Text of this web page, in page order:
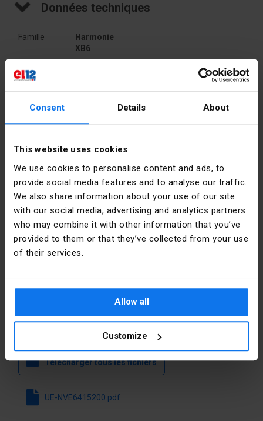
Consent Details About
This website uses cookies
We use cookies to personalise content and ads, to
provide social media features and to analyse our traffic.
We also share information about your use of our site
with our social media, advertising and analytics partners
who may combine it with other information that you’ve
provided to them or that they’ve collected from your use
of their services.
Allow all
Customize
Données techniques
Famille
Harmonie
XB6
PKWIU
Autres données techniques
przycisku
Liczba
pozycji
1
soczewki
przycisku
Z
podświetleniem
Oui
Z pokrywą
ochronną
Détails du fabricant
Producteur
Schneider
Polska
Adresse
02-673
Warszawa
Konstruktorska
E-mail poland.helpdesk@se.com
Fichiers à télécharger
Télécharger tous les fichiers
UE-NVE6415200.pdf